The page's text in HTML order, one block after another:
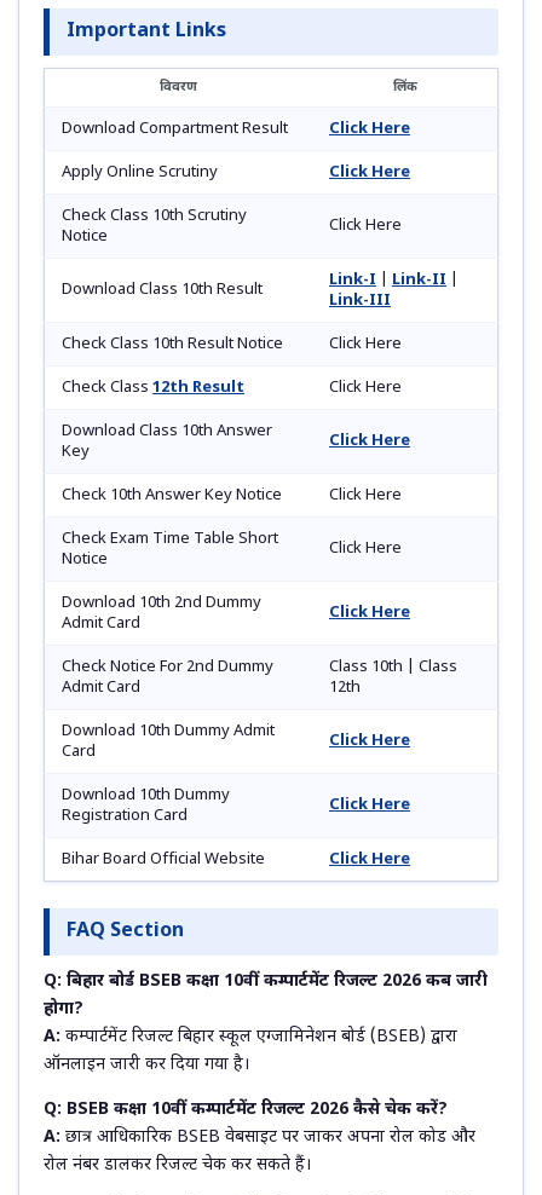
Important Links
विवरण लिंक
Download Compartment Result Click Here
Apply Online Scrutiny Click Here
Check Class 10th Scrutiny
Notice
Click Here
Download Class 10th Result Link-I Link-II
Link-III
Check Class 10th Result Notice Click Here
Check Class 12th Result Click Here
Download Class 10th Answer
Key
Click Here
Check 10th Answer Key Notice Click Here
Check Exam Time Table Short
Notice
Click Here
Download 10th 2nd Dummy
Admit Card
Click Here
Check Notice For 2nd Dummy
Admit Card
Class 10th | Class
12th
Download 10th Dummy Admit
Card
Click Here
Download 10th Dummy
Registration Card
Click Here
Bihar Board Official Website Click Here
FAQ Section
Q: बिहार बोर्ड BSEB कक्षा 10वीं कम्पार्टमेंट रिजल्ट 2026 कब जारी
होगा?
A: कम्पार्टमेंट रिजल्ट बिहार स्कूल एग्जामिनेशन बोर्ड (BSEB) द्वारा
ऑनलाइन जारी कर दिया गया है।
Q: BSEB कक्षा 10वीं कम्पार्टमेंट रिजल्ट 2026 कैसे चेक करें?
A: छात्र आधिकारिक BSEB वेबसाइट पर जाकर अपना रोल कोड और
रोल नंबर डालकर रिजल्ट चेक कर सकते हैं।